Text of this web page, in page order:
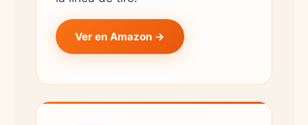
Ver en Amazon →